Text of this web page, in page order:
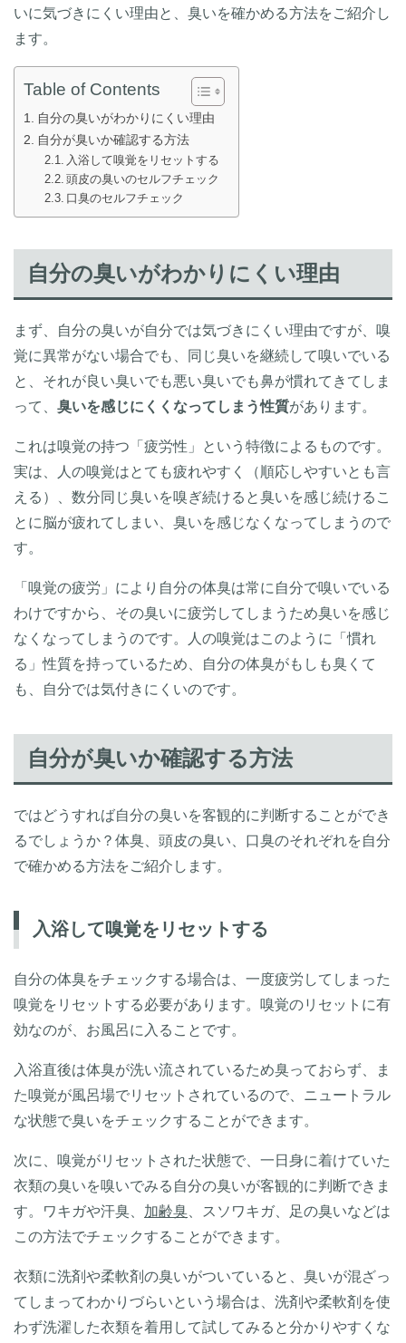
いに気づきにくい理由と、臭いを確かめる方法をご紹介し
ます。
Table of Contents
自分の臭いがわかりにくい理由
自分が臭いか確認する方法
入浴して嗅覚をリセットする
頭皮の臭いのセルフチェック
口臭のセルフチェック
自分の臭いがわかりにくい理由
まず、自分の臭いが自分では気づきにくい理由ですが、嗅
覚に異常がない場合でも、同じ臭いを継続して嗅いでいる
と、それが良い臭いでも悪い臭いでも鼻が慣れてきてしま
って、 臭いを感じにくくなってしまう性質があります。
これは嗅覚の持つ「疲労性」という特徴によるものです。
実は、人の嗅覚はとても疲れやすく（順応しやすいとも言
える）、数分同じ臭いを嗅ぎ続けると臭いを感じ続けるこ
とに脳が疲れてしまい、臭いを感じなくなってしまうので
す。
「嗅覚の疲労」により自分の体臭は常に自分で嗅いでいる
わけですから、その臭いに疲労してしまうため臭いを感じ
なくなってしまうのです。人の嗅覚はこのように「慣れ
る」性質を持っているため、自分の体臭がもしも臭くて
も、自分では気付きにくいのです。
自分が臭いか確認する方法
ではどうすれば自分の臭いを客観的に判断することができ
るでしょうか？体臭、頭皮の臭い、口臭のそれぞれを自分
で確かめる方法をご紹介します。
入浴して嗅覚をリセットする
自分の体臭をチェックする場合は、一度疲労してしまった
嗅覚をリセットする必要があります。嗅覚のリセットに有
効なのが、お風呂に入ることです。
入浴直後は体臭が洗い流されているため臭っておらず、ま
た嗅覚が風呂場でリセットされているので、ニュートラル
な状態で臭いをチェックすることができます。
次に、嗅覚がリセットされた状態で、一日身に着けていた
衣類の臭いを嗅いでみる自分の臭いが客観的に判断できま
す。ワキガや汗臭、 加齢臭 、スソワキガ、足の臭いなどは
この方法でチェックすることができます。
衣類に洗剤や柔軟剤の臭いがついていると、臭いが混ざっ
てしまってわかりづらいという場合は、洗剤や柔軟剤を使
わず洗濯した衣類を着用して試してみると分かりやすくな